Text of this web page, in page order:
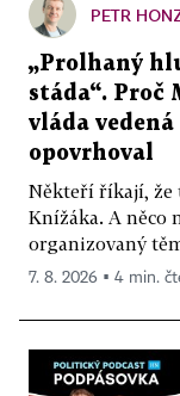
PETR
„Prolhaný
stáda“. Proč
vláda
opovrhoval
Někteří říkají, že
Knížáka. A něco
organizovaný
7. 8. 2026 ▪ 4 min.